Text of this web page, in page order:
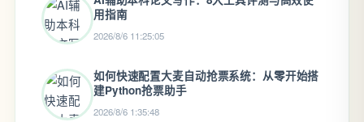
用指南
2026/8/6 11:25:05
如何快速配置大麦自动抢票系统：从零开始搭
建Python抢票助手
2026/8/6 1:35:48